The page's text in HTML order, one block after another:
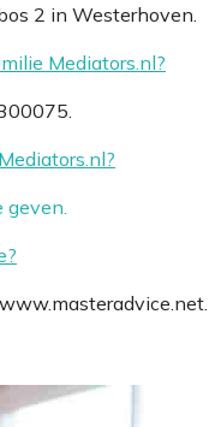
2 in Westerhoven.
Mediators.nl?